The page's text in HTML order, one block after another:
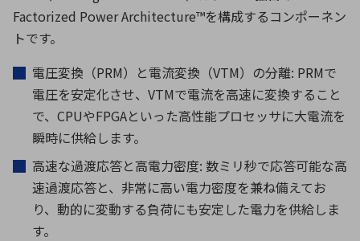
Factorized Power Architecture™を構成するコンポーネン
トです。
電圧変換（PRM）と電流変換（VTM）の分離: PRMで
電圧を安定化させ、 VTMで電流を高速に変換すること
で、 CPUやFPGAといった高性能プロセッサに大電流を
瞬時に供給します。
高速な過渡応答と高電力密度: 数ミリ秒で応答可能な高
速過渡応答と、非常に高い電力密度を兼ね備えてお
り、動的に変動する負荷にも安定した電力を供給しま
す。